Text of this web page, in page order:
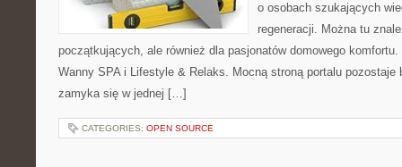
o osobach szukających
regeneracji. Można tu
początkujących, ale również dla pasjonatów domowego
Wanny SPA i Lifestyle & Relaks. Mocną stroną portalu pozostaje
zamyka się w jednej […]
CATEGORIES: OPEN SOURCE